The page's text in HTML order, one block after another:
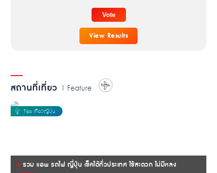
View Results
สถานที่เที่ยว | Feature
รวม แอพ รถไฟ ญี่ปุ่น เช็คได้ทั่วประเทศ ใช้สะดวก ไม่มีหลง